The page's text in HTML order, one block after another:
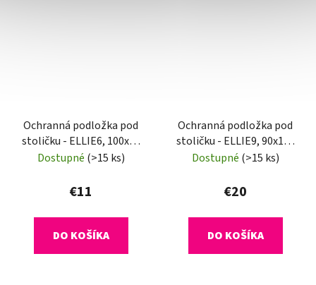
Ochranná podložka pod
stoličku - ELLIE6, 100x70
cm, 0,8 mm
Dostupné (>15 ks)
€11
DO KOŠÍKA
Ochranná podložka pod
stoličku - ELLIE9, 90x120
cm, 1,8 mm
Dostupné (>15 ks)
€20
DO KOŠÍKA